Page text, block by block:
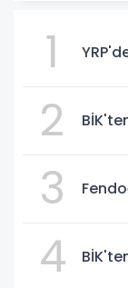
1
2
3
4